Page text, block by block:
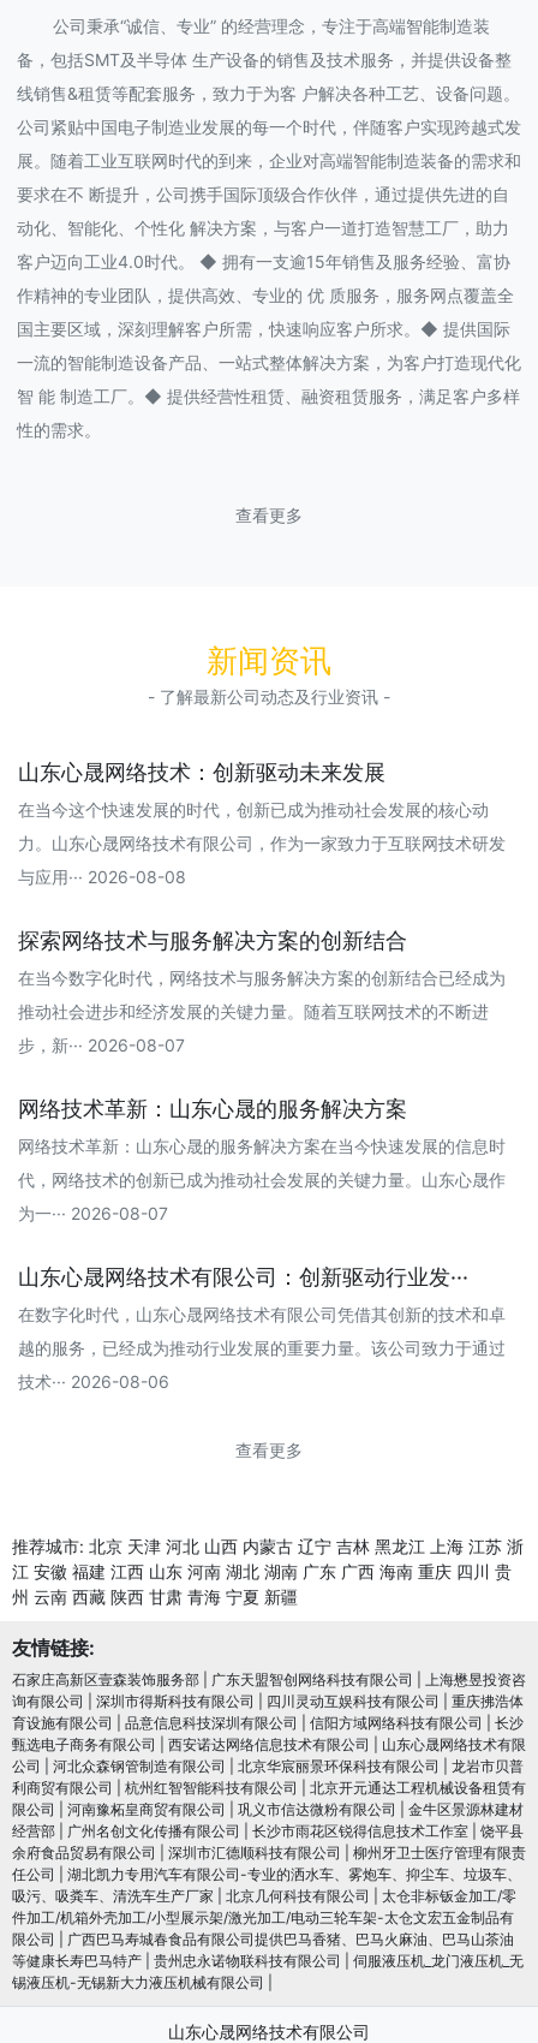
公司秉承“诚信、专业” 的经营理念，专注于高端智能制造装
备，包括SMT及半导体 生产设备的销售及技术服务，并提供设备整
线销售&租赁等配套服务，致力于为客 户解决各种工艺、设备问题。
公司紧贴中国电子制造业发展的每一个时代，伴随客户实现跨越式发
展。随着工业互联网时代的到来，企业对高端智能制造装备的需求和
要求在不 断提升，公司携手国际顶级合作伙伴，通过提供先进的自
动化、智能化、个性化 解决方案，与客户一道打造智慧工厂，助力
客户迈向工业4.0时代。 ◆ 拥有一支逾15年销售及服务经验、富协
作精神的专业团队，提供高效、专业的 优 质服务，服务网点覆盖全
国主要区域，深刻理解客户所需，快速响应客户所求。◆ 提供国际
一流的智能制造设备产品、一站式整体解决方案，为客户打造现代化
智 能 制造工厂。◆ 提供经营性租赁、融资租赁服务，满足客户多样
性的需求。
查看更多
新闻资讯
- 了解最新公司动态及行业资讯 -
山东心晟网络技术：创新驱动未来发展
在当今这个快速发展的时代，创新已成为推动社会发展的核心动
力。山东心晟网络技术有限公司，作为一家致力于互联网技术研发
与应用··· 2026-08-08
探索网络技术与服务解决方案的创新结合
在当今数字化时代，网络技术与服务解决方案的创新结合已经成为
推动社会进步和经济发展的关键力量。随着互联网技术的不断进
步，新··· 2026-08-07
网络技术革新：山东心晟的服务解决方案
网络技术革新：山东心晟的服务解决方案在当今快速发展的信息时
代，网络技术的创新已成为推动社会发展的关键力量。山东心晟作
为一··· 2026-08-07
山东心晟网络技术有限公司：创新驱动行业发···
在数字化时代，山东心晟网络技术有限公司凭借其创新的技术和卓
越的服务，已经成为推动行业发展的重要力量。该公司致力于通过
技术··· 2026-08-06
查看更多
推荐城市: 北京 天津 河北 山西 内蒙古 辽宁 吉林 黑龙江 上海 江苏 浙
江 安徽 福建 江西 山东 河南 湖北 湖南 广东 广西 海南 重庆 四川 贵
州 云南 西藏 陕西 甘肃 青海 宁夏 新疆
友情链接:
石家庄高新区壹森装饰服务部 广东天盟智创网络科技有限公司
上海懋昱投资咨
询有限公司
深圳市得斯科技有限公司 四川灵动互娱科技有限公司
重庆拂浩体
育设施有限公司
品意信息科技深圳有限公司 信阳方域网络科技有限公司
长沙
甄选电子商务有限公司
西安诺达网络信息技术有限公司
山东心晟网络技术有限
公司
河北众森钢管制造有限公司 北京华宸丽景环保科技有限公司
龙岩市贝普
利商贸有限公司
杭州红智智能科技有限公司
北京开元通达工程机械设备租赁有
限公司
河南豫柘皇商贸有限公司 巩义市信达微粉有限公司
金牛区景源林建材
经营部
广州名创文化传播有限公司 长沙市雨花区锐得信息技术工作室
饶平县
余府食品贸易有限公司
深圳市汇德顺科技有限公司
柳州牙卫士医疗管理有限责
任公司
湖北凯力专用汽车有限公司-专业的洒水车、雾炮车、抑尘车、垃圾车、
吸污、吸粪车、清洗车生产厂家
北京几何科技有限公司
太仓非标钣金加工/零
件加工/机箱外壳加工/小型展示架/激光加工/电动三轮车架-太仓文宏五金制品有
限公司
广西巴马寿城春食品有限公司提供巴马香猪、巴马火麻油、巴马山茶油
等健康长寿巴马特产
贵州忠永诺物联科技有限公司
伺服液压机_龙门液压机_无
锡液压机-无锡新大力液压机械有限公司
山东心晟网络技术有限公司